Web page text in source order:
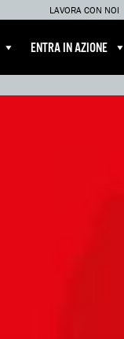
LAVORA CON NOI
ENTRA IN AZIONE